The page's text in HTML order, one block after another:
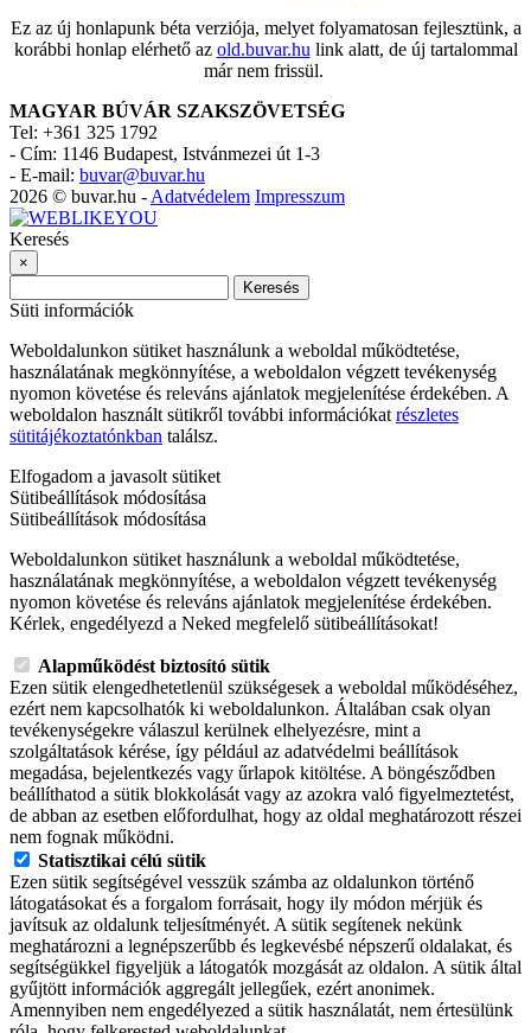
Ez az új honlapunk béta verziója, melyet folyamatosan fejlesztünk, a
korábbi honlap elérhető az old.buvar.hulink alatt, de új tartalommal
már nem frissül.
MAGYAR BÚVÁR SZAKSZÖVETSÉG
Tel: +361 325 1792
- Cím: 1146 Budapest, Istvánmezei út 1-3
- E-mail: buvar@buvar.hu
2026 © buvar.hu -Adatvédelem Impresszum
Keresés
×
Keresés
Süti információk
Weboldalunkon sütiket használunk a weboldal működtetése,
használatának megkönnyítése, a weboldalon végzett tevékenység
nyomon követése és releváns ajánlatok megjelenítése érdekében. A
weboldalon használt sütikről további információkatrészletes
sütitájékoztatónkban találsz.
Elfogadom a javasolt sütiket
Sütibeállítások módosítása
Sütibeállítások módosítása
Weboldalunkon sütiket használunk a weboldal működtetése,
használatának megkönnyítése, a weboldalon végzett tevékenység
nyomon követése és releváns ajánlatok megjelenítése érdekében.
Kérlek, engedélyezd a Neked megfelelő sütibeállításokat!
Alapműködést biztosító sütik
Ezen sütik elengedhetetlenül szükségesek a weboldal működéséhez,
ezért nem kapcsolhatók ki weboldalunkon. Általában csak olyan
tevékenységekre válaszul kerülnek elhelyezésre, mint a
szolgáltatások kérése, így például az adatvédelmi beállítások
megadása, bejelentkezés vagy űrlapok kitöltése. A böngésződben
beállíthatod a sütik blokkolását vagy az azokra való figyelmeztetést,
de abban az esetben előfordulhat, hogy az oldal meghatározott részei
nem fognak működni.
Statisztikai célú sütik
Ezen sütik segítségével vesszük számba az oldalunkon történő
látogatásokat és a forgalom forrásait, hogy ily módon mérjük és
javítsuk az oldalunk teljesítményét. A sütik segítenek nekünk
meghatározni a legnépszerűbb és legkevésbé népszerű oldalakat, és
segítségükkel figyeljük a látogatók mozgását az oldalon. A sütik által
gyűjtött információk aggregált jellegűek, ezért anonimek.
Amennyiben nem engedélyezed a sütik használatát, nem értesülünk